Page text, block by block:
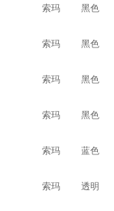
索玛 黑色
索玛 黑色
索玛 黑色
索玛 黑色
索玛 蓝色
索玛 透明